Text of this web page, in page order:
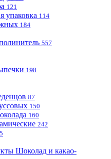
121
упаковка 114
184
557
198
87
150
160
242
Шоколад и какао-